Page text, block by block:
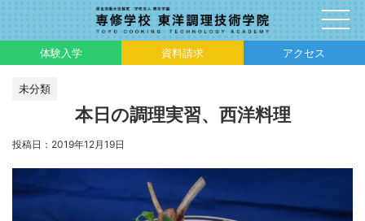
体験入学 資料請求 アクセス
未分類
本日の調理実習、西洋料理
投稿日： 2019年12月19日